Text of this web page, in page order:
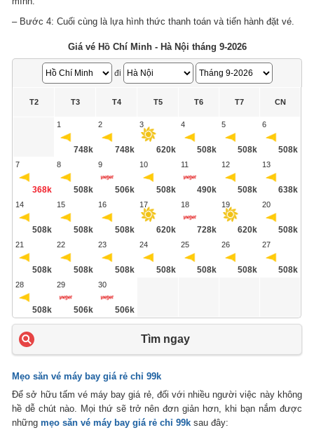
– Bước 4: Cuối cùng là lựa hình thức thanh toán và tiến hành đặt vé.
Giá vé Hồ Chí Minh - Hà Nội tháng 9-2026
đi
T2 T3 T4 T5 T6 T7 CN
1
748k
2
748k
3
620k
4
508k
5
508k
6
508k
7
368k
8
508k
9
506k
10
508k
11
490k
12
508k
13
638k
14
508k
15
508k
16
508k
17
620k
18
728k
19
620k
20
508k
21
508k
22
508k
23
508k
24
508k
25
508k
26
508k
27
508k
28
508k
29
506k
30
506k
Tìm ngay
Mẹo săn vé máy bay giá rẻ chỉ 99k
Để sở hữu tấm vé máy bay giá rẻ, đối với nhiều người việc này không
hề dễ chút nào. Mọi thứ sẽ trở nên đơn giản hơn, khi bạn nắm được
nhữngmẹo săn vé máy bay giá rẻ chỉ 99k sau đây: